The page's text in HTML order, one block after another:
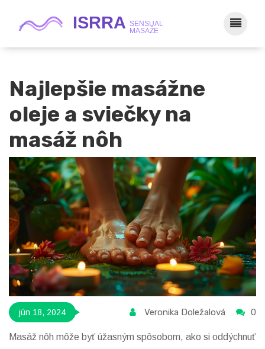
Najlepšie masážne
oleje a sviečky na
masáž nôh
jún 18, 2024 Veronika Doležalová 0
Masáž nôh môže byť úžasným spôsobom, ako si oddýchnuť